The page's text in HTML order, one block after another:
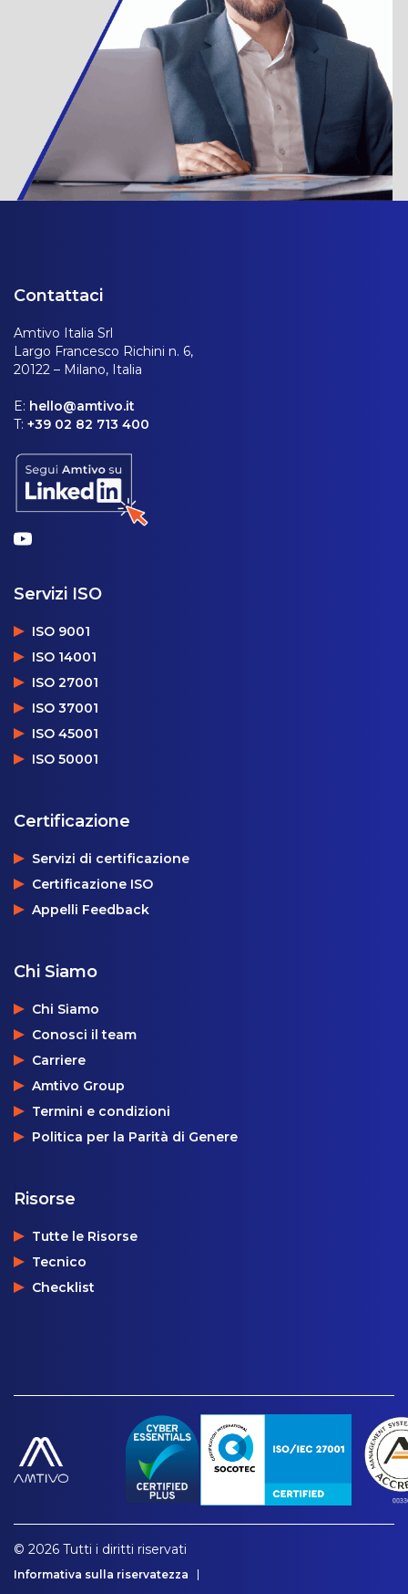
Contattaci
Amtivo Italia Srl
Largo Francesco Richini n. 6,
20122 – Milano, Italia
E: hello@amtivo.it
T: +39 02 82 713 400
Servizi ISO
ISO 9001
ISO 14001
ISO 27001
ISO 37001
ISO 45001
ISO 50001
Certificazione
Servizi di certificazione
Certificazione ISO
Appelli Feedback
Chi Siamo
Chi Siamo
Conosci il team
Carriere
Amtivo Group
Termini e condizioni
Politica per la Parità di Genere
Risorse
Tutte le Risorse
Tecnico
Checklist
© 2026 Tutti i diritti riservati
Informativa sulla riservatezza